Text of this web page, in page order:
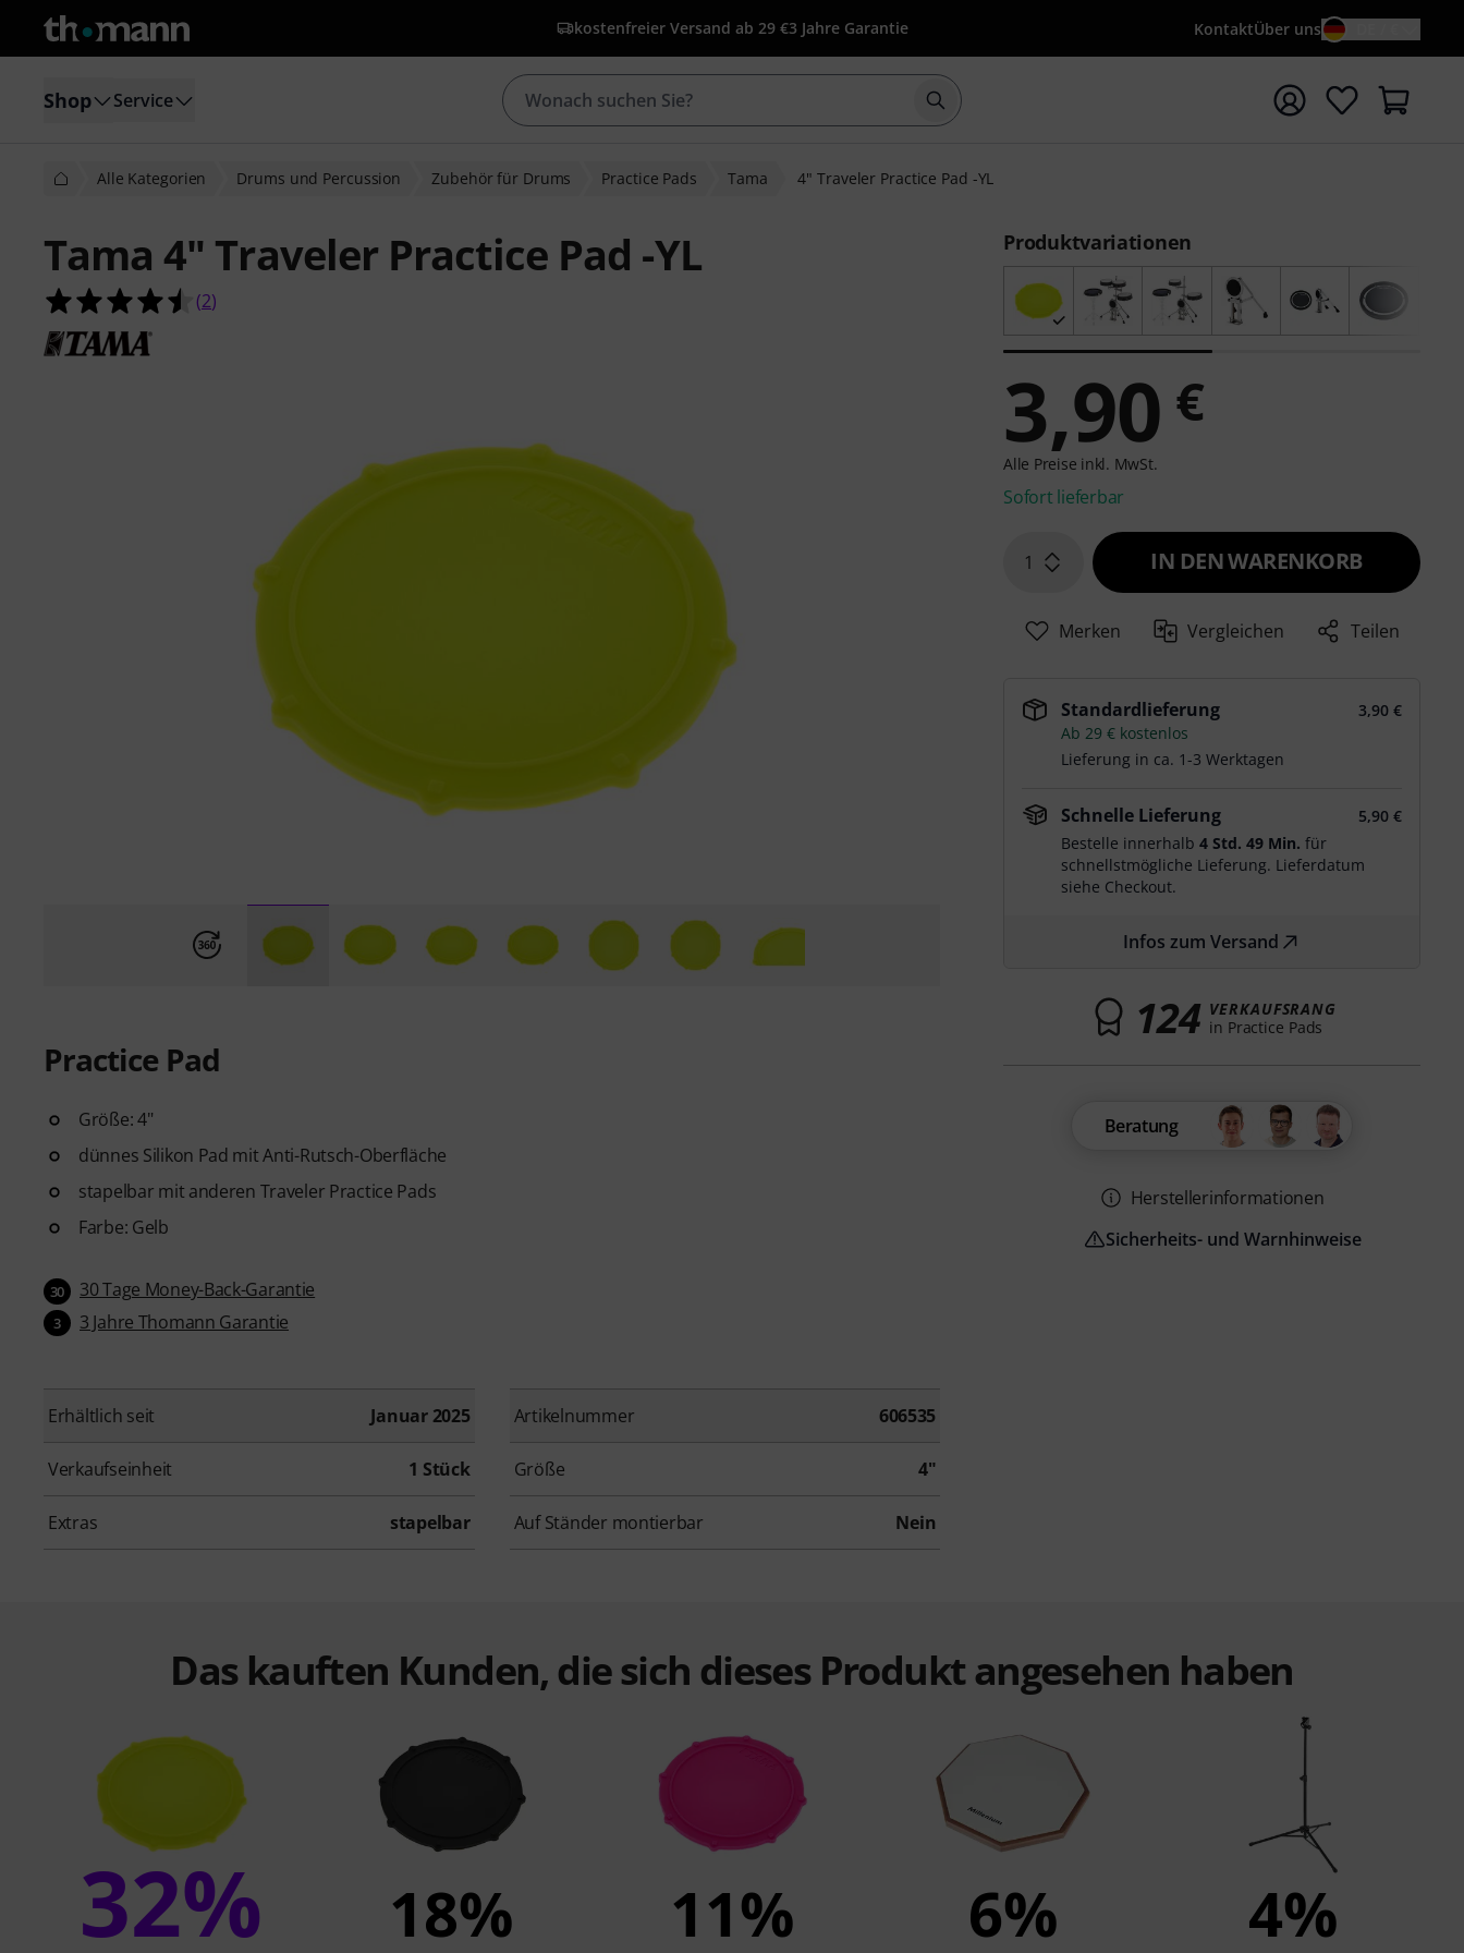
kostenfreier Versand ab 29 €3 Jahre Garantie KontaktÜber uns
Shop Service Suche mit Suchwort {searchTerm} starten
Alle Kategorien Drums und Percussion Zubehör für Drums Practice Pads Tama 4" Traveler Practice Pad -YL
Tama 4" Traveler Practice Pad -YL
4.5 von 5 Sternen aus 2 Kundenbewertungen
(2)
Practice Pad
Größe: 4"
dünnes Silikon Pad mit Anti-Rutsch-Oberfläche
stapelbar mit anderen Traveler Practice Pads
Farbe: Gelb
30 30 Tage Money-Back-Garantie
3 3 Jahre Thomann Garantie
Erhältlich seit Januar 2025 Artikelnummer 606535
Verkaufseinheit 1 Stück Größe 4"
Extras stapelbar Auf Ständer montierbar Nein
Produktvariationen
3,90 €
Alle Preise inkl. MwSt.
Sofort lieferbar
1 IN DEN WARENKORB
Merken Vergleichen Teilen
Standardlieferung
3,90 €
Ab 29 € kostenlos
Lieferung in ca. 1-3 Werktagen
Schnelle Lieferung
5,90 €
Bestelle innerhalb4 Std. 49 Min. für
schnellstmögliche Lieferung. Lieferdatum
siehe Checkout.
Infos zum Versand
124 VERKAUFSRANG
in Practice Pads
Beratung
Herstellerinformationen
Sicherheits- und Warnhinweise
Das kauften Kunden, die sich dieses Produkt angesehen haben
32% 18% 11% 6% 4%